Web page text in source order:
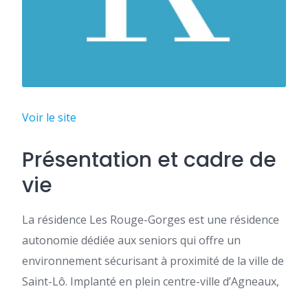
Voir le site
Présentation et cadre de
vie
La résidence Les Rouge-Gorges est une résidence
autonomie dédiée aux seniors qui offre un
environnement sécurisant à proximité de la ville de
Saint-Lô. Implanté en plein centre-ville d’Agneaux,